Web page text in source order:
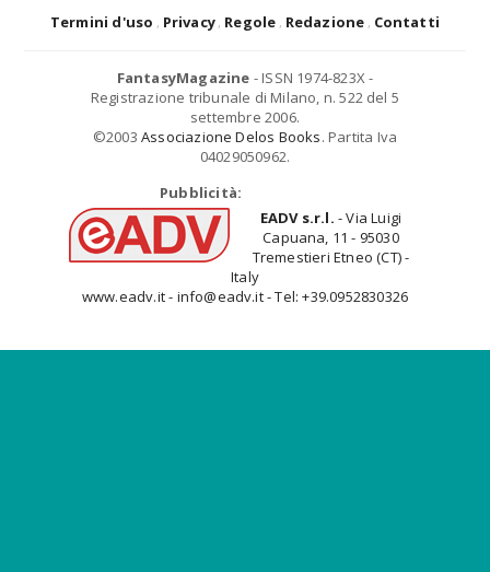
Termini d'uso Privacy Regole Redazione Contatti
FantasyMagazine - ISSN 1974-823X -
Registrazione tribunale di Milano, n. 522 del 5
settembre 2006.
©2003 Associazione Delos Books. Partita Iva
04029050962.
Pubblicità:
EADV s.r.l. - Via Luigi
Capuana, 11 - 95030
Tremestieri Etneo (CT) -
Italy
www.eadv.it - info@eadv.it - Tel: +39.0952830326